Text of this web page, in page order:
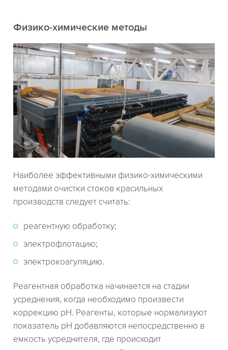
Физико-химические методы
Наиболее эффективными физико-химическими
методами очистки стоков красильных
производств следует считать:
реагентную обработку;
электрофлотацию;
электрокоагуляцию.
Реагентная обработка начинается на стадии
усреднения, когда необходимо произвести
коррекцию рН. Реагенты, которые нормализуют
показатель рН добавляются непосредственно в
емкость усреднителя, где происходит